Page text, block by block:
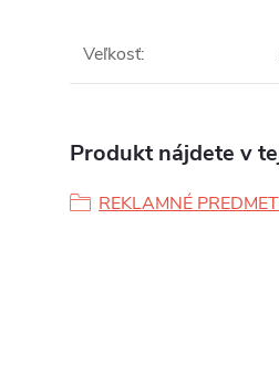
Veľkosť:
Produkt nájdete v
REKLAMNÉ